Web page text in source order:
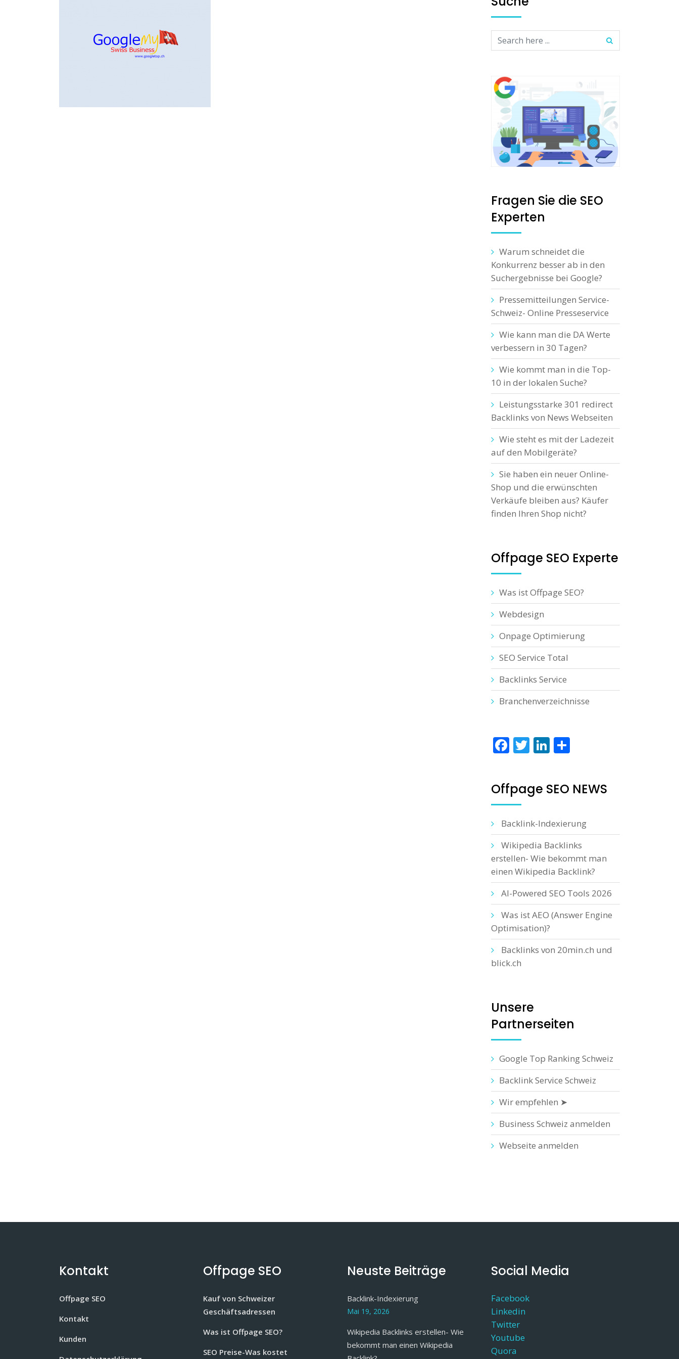
Fragen Sie die SEO
Experten
Warum schneidet die
Konkurrenz besser ab in den
Suchergebnisse bei Google?
Pressemitteilungen Service-
Schweiz- Online Presseservice
Wie kann man die DA Werte
verbessern in 30 Tagen?
Wie kommt man in die Top-
10 in der lokalen Suche?
Leistungsstarke 301 redirect
Backlinks von News Webseiten
Wie steht es mit der Ladezeit
auf den Mobilgeräte?
Sie haben ein neuer Online-
Shop und die erwünschten
Verkäufe bleiben aus? Käufer
finden Ihren Shop nicht?
Offpage SEO Experte
Was ist Offpage SEO?
Webdesign
Onpage Optimierung
SEO Service Total
Backlinks Service
Branchenverzeichnisse
Facebook
TwitterLinkedIn
Offpage SEO NEWS
Backlink-Indexierung
Wikipedia Backlinks
erstellen- Wie bekommt man
einen Wikipedia Backlink?
AI-Powered SEO Tools 2026
Was ist AEO (Answer Engine
Optimisation)?
Backlinks von 20min.ch und
blick.ch
Unsere
Partnerseiten
Google Top Ranking Schweiz
Backlink Service Schweiz
Wir empfehlen ➤
Business Schweiz anmelden
Webseite anmelden
Kontakt
Offpage SEO
Kontakt
Kunden
Offpage SEO
Kauf von Schweizer
Geschäftsadressen
Was ist Offpage SEO?
SEO Preise-Was kostet
Neuste Beiträge
Backlink-Indexierung
Mai 19, 2026
Wikipedia Backlinks erstellen- Wie
bekommt man einen Wikipedia
Social Media
Facebook
Linkedin
Twitter
Youtube
Quora